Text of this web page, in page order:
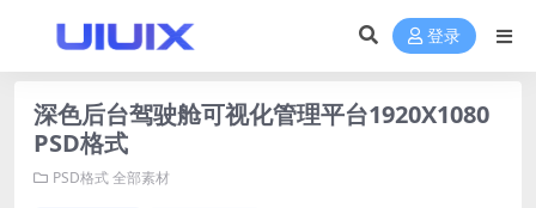
登录
深色后台驾驶舱可视化管理平台1920X1080
PSD格式
PSD格式全部素材